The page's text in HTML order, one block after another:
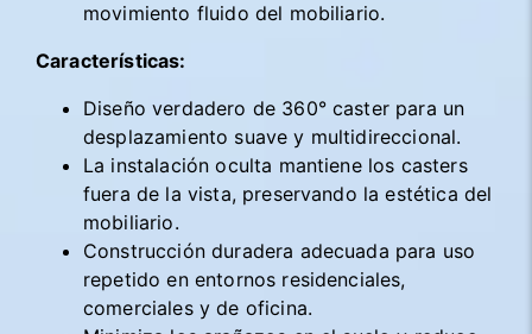
movimiento fluido del mobiliario.
Características:
Diseño verdadero de 360° caster para un
desplazamiento suave y multidireccional.
La instalación oculta mantiene los casters
fuera de la vista, preservando la estética del
mobiliario.
Construcción duradera adecuada para uso
repetido en entornos residenciales,
comerciales y de oficina.